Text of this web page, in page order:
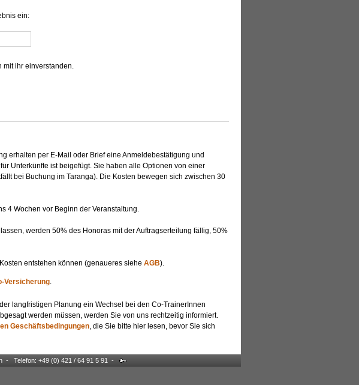
ein:
mit ihr einverstanden.
erhalten per E-Mail oder Brief eine Anmeldebestätigung und
Unterkünfte ist beigefügt. Sie haben alle Optionen von einer
bei Buchung im Taranga). Die Kosten bewegen sich zwischen 30
4 Wochen vor Beginn der Veranstaltung.
werden 50% des Honoras mit der Auftragserteilung fällig, 50%
entstehen können (genaueres siehe AGB).
Versicherung.
langfristigen Planung ein Wechsel bei den Co-TrainerInnen
werden müssen, werden Sie von uns rechtzeitig informiert.
Geschäftsbedingungen, die Sie bitte hier lesen, bevor Sie sich
- Telefon: +49 (0) 421 / 64 91 5 91 -